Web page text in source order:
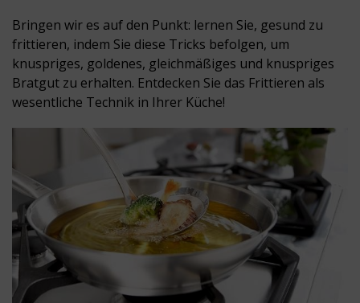
Bringen wir es auf den Punkt: lernen Sie, gesund zu
frittieren, indem Sie diese Tricks befolgen, um
knuspriges, goldenes, gleichmäßiges und knuspriges
Bratgut zu erhalten. Entdecken Sie das Frittieren als
wesentliche Technik in Ihrer Küche!